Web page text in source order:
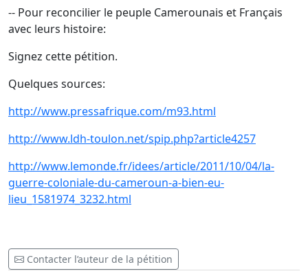
-- Pour reconcilier le peuple Camerounais et Français
avec leurs histoire:
Signez cette pétition.
Quelques sources:
http://www.pressafrique.com/m93.html
http://www.ldh-toulon.net/spip.php?article4257
http://www.lemonde.fr/idees/article/2011/10/04/la-
guerre-coloniale-du-cameroun-a-bien-eu-
lieu_1581974_3232.html
Contacter l’auteur de la pétition